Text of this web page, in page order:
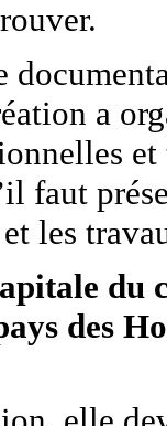
a
faut
les
du
des